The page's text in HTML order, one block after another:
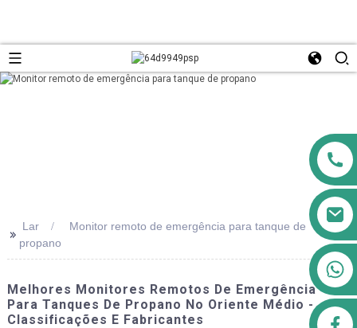
+8613911556761
airppb123@gmail.com
>> Lar
Monitor remoto de emergência para tanque de
propano
Melhores Monitores Remotos De Emergência
Para Tanques De Propano No Oriente Médio -
Classificações E Fabricantes